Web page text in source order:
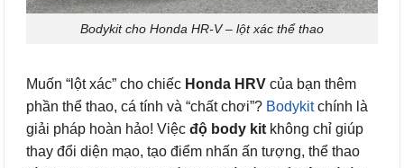
Bodykit cho Honda HR-V – lột xác thể thao
Muốn “lột xác” cho chiếc Honda HRV của bạn thêm
phần thể thao, cá tính và “chất chơi”? Bodykitchính là
giải pháp hoàn hảo! Việc độ body kit không chỉ giúp
thay đổi diện mạo, tạo điểm nhấn ấn tượng, thể thao